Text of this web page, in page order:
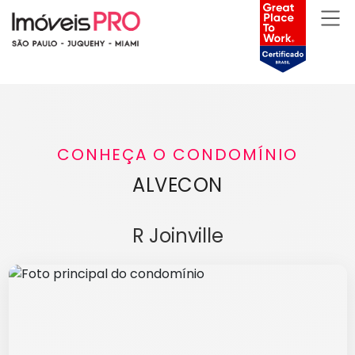
CONHEÇA O CONDOMÍNIO
ALVECON
R Joinville